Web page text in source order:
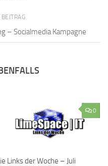
– Socialmedia Kampagne
0
Links der Woche – Juli